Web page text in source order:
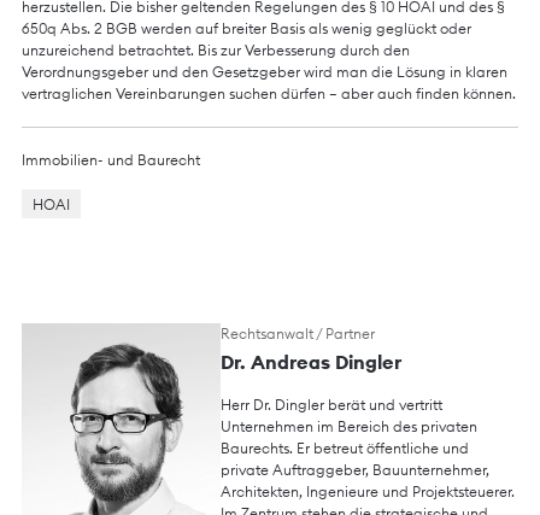
herzustellen. Die bisher geltenden Regelungen des § 10 HOAI und des §
650q Abs. 2 BGB werden auf breiter Basis als wenig geglückt oder
unzureichend betrachtet. Bis zur Verbesserung durch den
Verordnungsgeber und den Gesetzgeber wird man die Lösung in klaren
vertraglichen Vereinbarungen suchen dürfen – aber auch finden können.
Immobilien- und Baurecht
HOAI
Rechtsanwalt / Partner
Dr. Andreas Dingler
Herr Dr. Dingler berät und vertritt
Unternehmen im Bereich des privaten
Baurechts. Er betreut öffentliche und
private Auftraggeber, Bauunternehmer,
Architekten, Ingenieure und Projektsteuerer.